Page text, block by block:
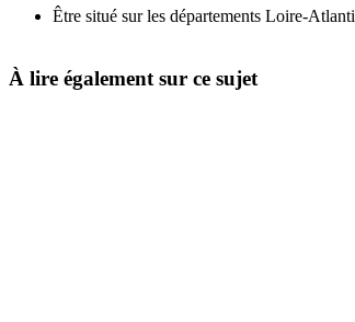
Être situé sur les départements Loire-
À lire également sur ce sujet